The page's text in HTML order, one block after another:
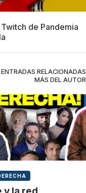
de Pandemia
ENTRADAS RELACIONADAS
MÁS DEL AUTOR